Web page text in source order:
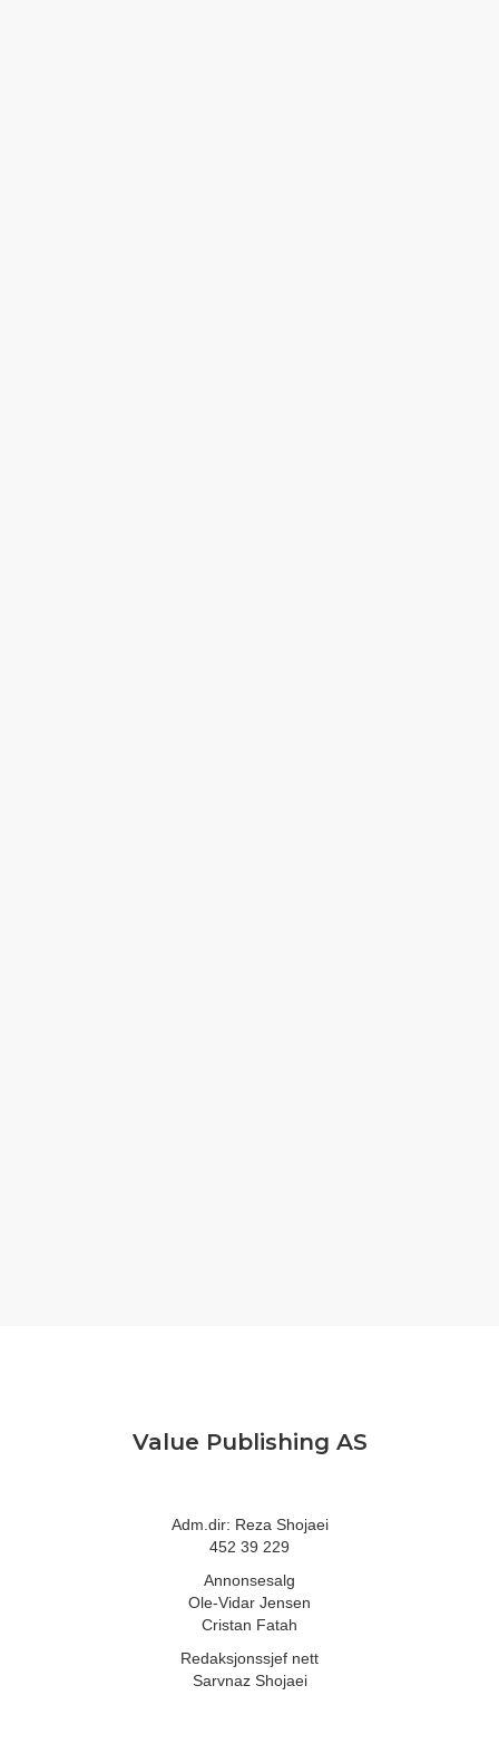
Value Publishing AS
Adm.dir: Reza Shojaei
452 39 229
Annonsesalg
Ole-Vidar Jensen
Cristan Fatah
Redaksjonssjef nett
Sarvnaz Shojaei